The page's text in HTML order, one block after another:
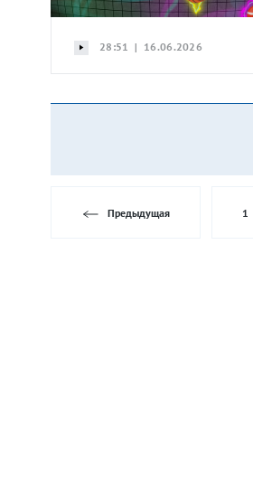
28:51 | 16.06.2026
Предыдущая 1